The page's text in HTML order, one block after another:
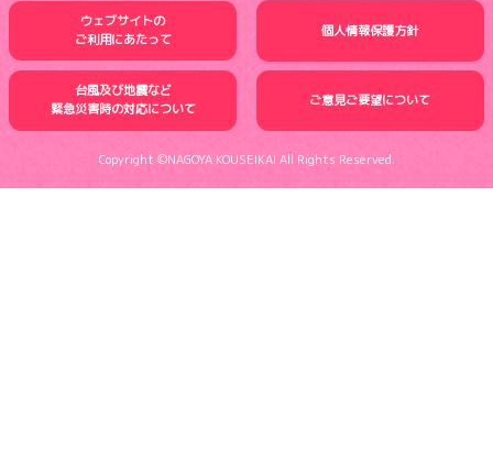
ウェブサイトの
ご利用にあたって
個人情報保護方針
台風及び地震など
緊急災害時の対応について
ご意見ご要望について
Copyright ©NAGOYA KOUSEIKAI All Rights Reserved.